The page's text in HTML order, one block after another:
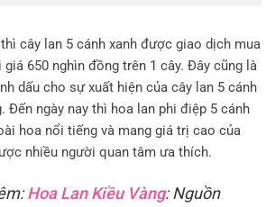
cây lan 5 cánh xanh được giao dịch mua
giá 650 nghìn đồng trên 1 cây. Đây cũng là
dấu cho sự xuất hiện của cây lan 5 cánh
Đến ngày nay thì hoa lan phi điệp 5 cánh
hoa nổi tiếng và mang giá trị cao của
nhiều người quan tâm ưa thích.
Hoa Lan Kiều Vàng: Nguồn